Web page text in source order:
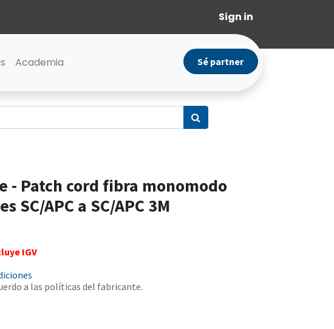
Sign in
Academia Sé partner
- Patch cord fibra monomodo
SC/APC a SC/APC 3M
IGV
a las políticas del fabricante.